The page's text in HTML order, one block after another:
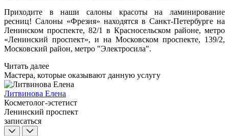
Приходите в наши салоны красоты на ламинирование
ресниц! Салоны «Фрезия» находятся в Санкт-Петербурге на
Ленинском проспекте, 82/1 в Красносельском районе, метро
«Ленинский проспект», и на Московском проспекте, 139/2,
Московский район, метро "Электросила".
Читать далее
Мастера, которые оказывают данную услугу
Литвинова Елена
Косметолог-эстетист
Ленинский проспект
записаться